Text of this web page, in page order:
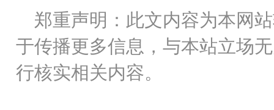
郑重声明：此文内容为本网
于传播更多信息，与本站立场
行核实相关内容。